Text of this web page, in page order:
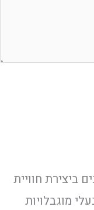
ביצירת חוויית
מוגבלויות